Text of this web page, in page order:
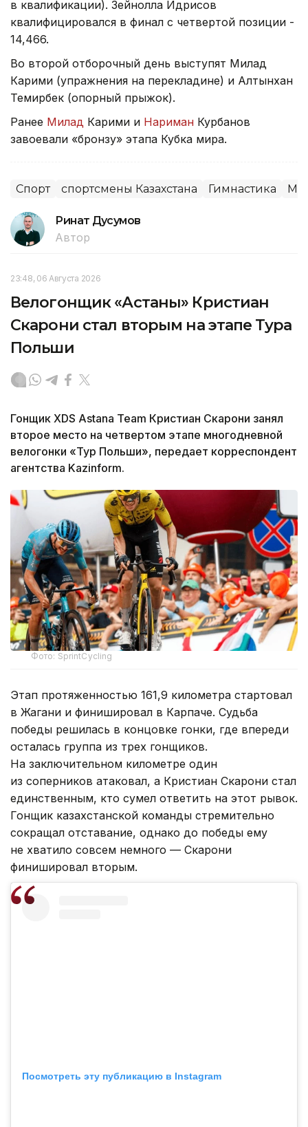
в квалификации). Зейнолла Идрисов
квалифицировался в финал с четвертой позиции -
14,466.
Во второй отборочный день выступят Милад
Карими (упражнения на перекладине) и Алтынхан
Темирбек (опорный прыжок).
Ранее Милад Карими и Нариман Курбанов
завоевали «бронзу» этапа Кубка мира.
Спорт спортсмены Казахстана Гимнастика
Ринат Дусумов
Автор
23:48, 06 Августа 2026
Велогонщик «Астаны» Кристиан
Скарони стал вторым на этапе Тура
Польши
Гонщик XDS Astana Team Кристиан Скарони занял
второе место на четвертом этапе многодневной
велогонки «Тур Польши», передает корреспондент
агентства Kazinform.
Фото: SprintCycling
Этап протяженностью 161,9 километра стартовал
в Жагани и финишировал в Карпаче. Судьба
победы решилась в концовке гонки, где впереди
осталась группа из трех гонщиков.
На заключительном километре один
из соперников атаковал, а Кристиан Скарони стал
единственным, кто сумел ответить на этот рывок.
Гонщик казахстанской команды стремительно
сокращал отставание, однако до победы ему
не хватило совсем немного — Скарони
финишировал вторым.
Посмотреть эту публикацию в Instagram